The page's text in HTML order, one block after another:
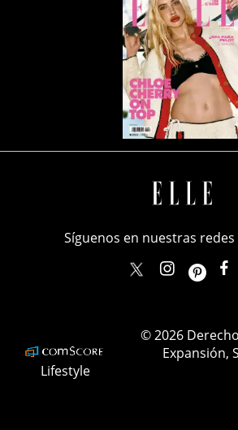
Síguenos en nuestras redes
Lifestyle
© 2026
Expansión,